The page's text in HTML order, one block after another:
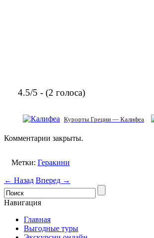
4.5/5 - (2 голоса)
Курорты Греции — Калифеа
Комментарии закрыты.
Метки: Геракини
← Назад Вперед →
Навигация
Главная
Выгодные туры